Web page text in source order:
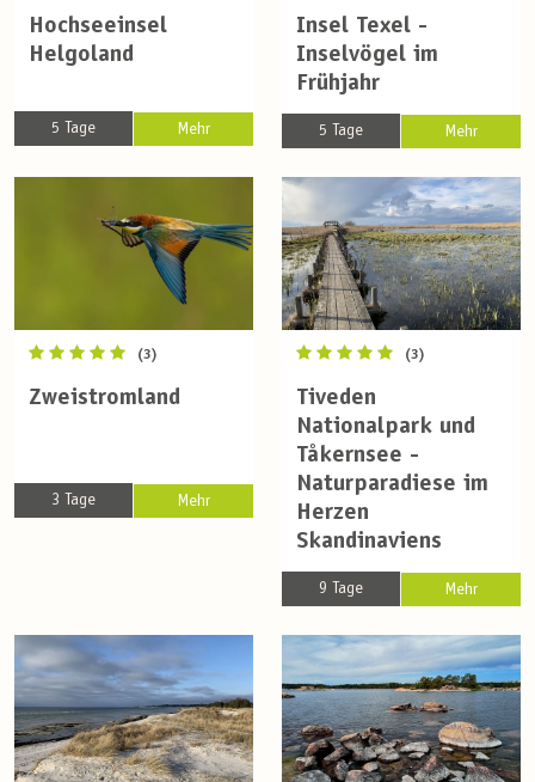
Hochseeinsel
Helgoland
5 Tage Mehr
Insel Texel -
Inselvögel im
Frühjahr
5 Tage Mehr
(3)
Zweistromland
3 Tage Mehr
(3)
Tiveden
Nationalpark und
Tåkernsee -
Naturparadiese im
Herzen
Skandinaviens
9 Tage Mehr